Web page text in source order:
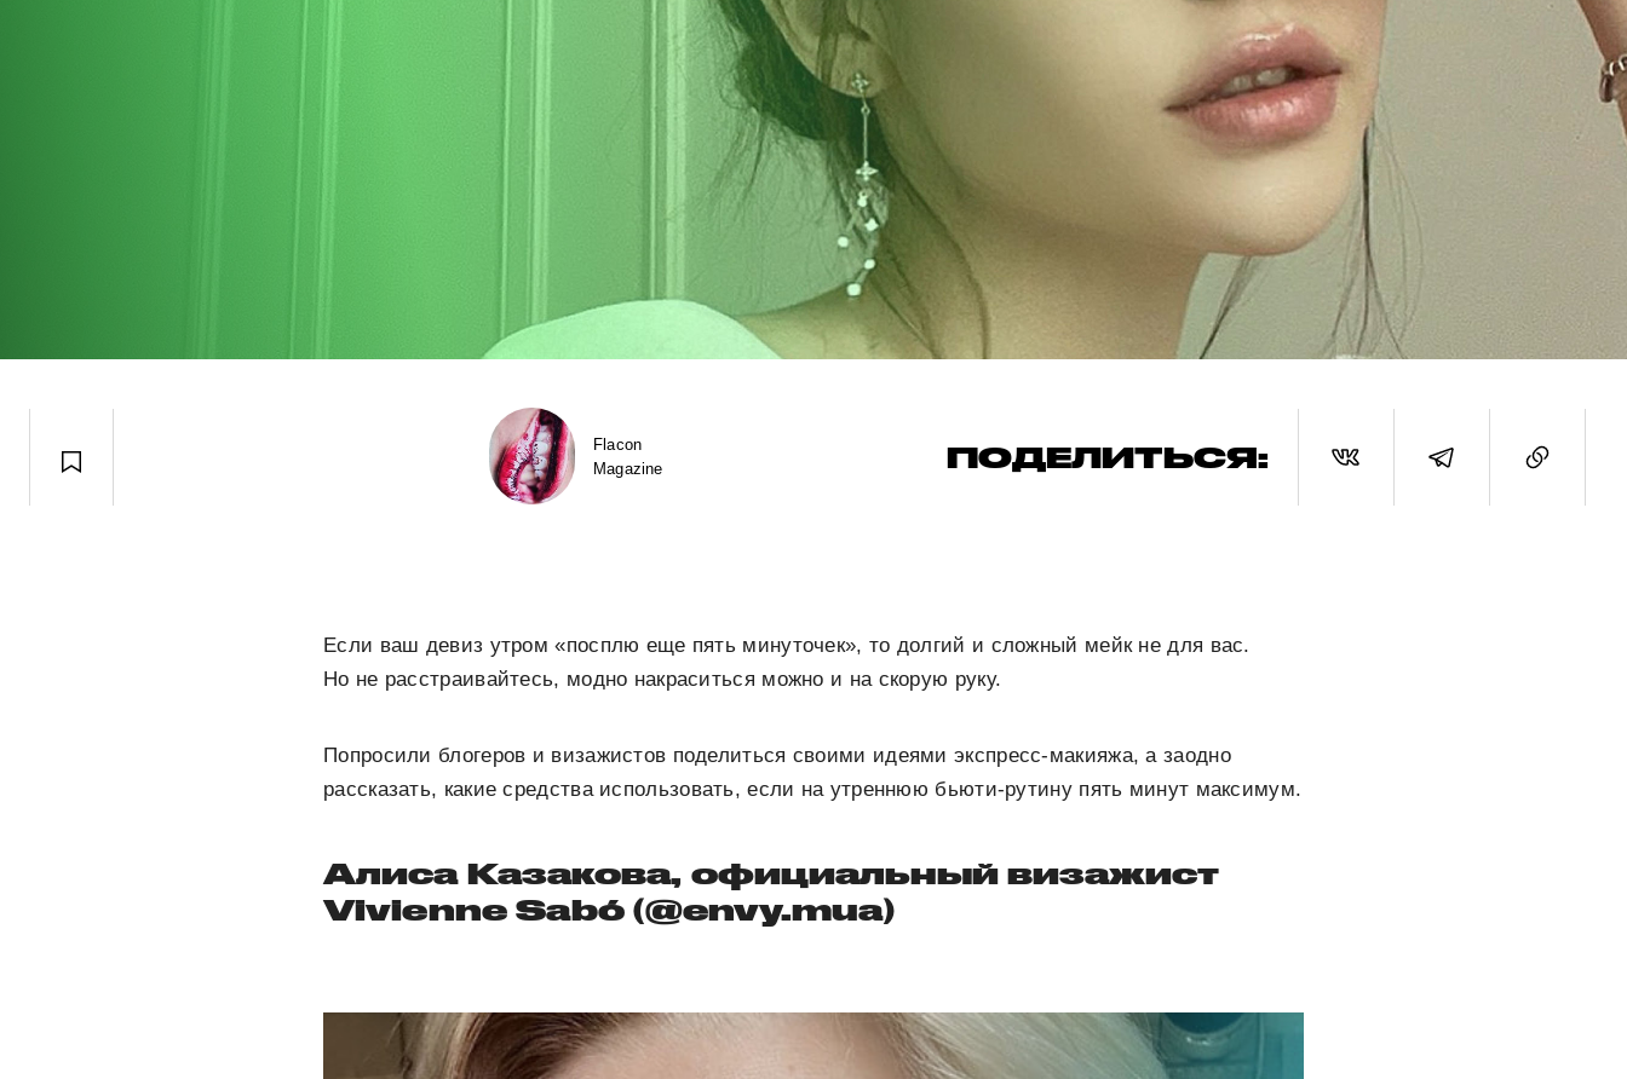
Flacon
Magazine
ПОДЕЛИТЬСЯ:
Если ваш девиз утром «посплю еще пять минуточек», то долгий и сложный мейк не для вас.
Но не расстраивайтесь, модно накраситься можно и на скорую руку.
Попросили блогеров и визажистов поделиться своими идеями экспресс-макияжа, а заодно
рассказать, какие средства использовать, если на утреннюю бьюти-рутину пять минут максимум.
Алиса Казакова, официальный визажист
Vivienne Sabó (@envy.mua)